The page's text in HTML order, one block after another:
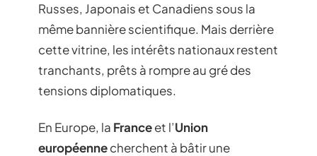
Russes, Japonais et Canadiens sous la
même bannière scientifique. Mais derrière
cette vitrine, les intérêts nationaux restent
tranchants, prêts à rompre au gré des
tensions diplomatiques.
En Europe, la Franceet l’Union
européennecherchent à bâtir une